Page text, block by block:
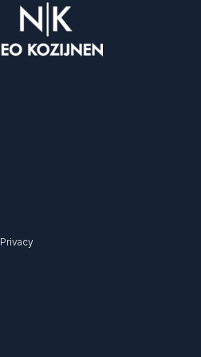
Privacy